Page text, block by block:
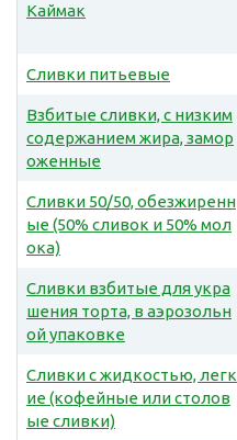
Каймак
Сливки питьевые
Взбитые сливки, с низким
содержанием жира, замор
оженные
Сливки 50/50, обезжиренн
ые (50% сливок и 50% мол
ока)
Сливки взбитые для укра
шения торта, в аэрозольн
ой упаковке
Сливки с жидкостью, легк
ие (кофейные или столов
ые сливки)